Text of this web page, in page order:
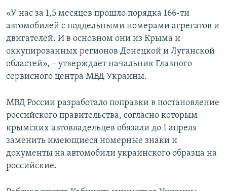
«У нас за 1,5 месяцев прошло порядка 166-ти
автомобилей с поддельными номерами агрегатов и
двигателей. И в основном они из Крыма и
оккупированных регионов Донецкой и Луганской
областей», – утверждает начальник Главного
сервисного центра МВД Украины.
МВД России разработало поправки в постановление
российского правительства, согласно которым
крымских автовладельцев обязали до 1 апреля
заменить имеющиеся номерные знаки и
документы на автомобили украинского образца на
российские.